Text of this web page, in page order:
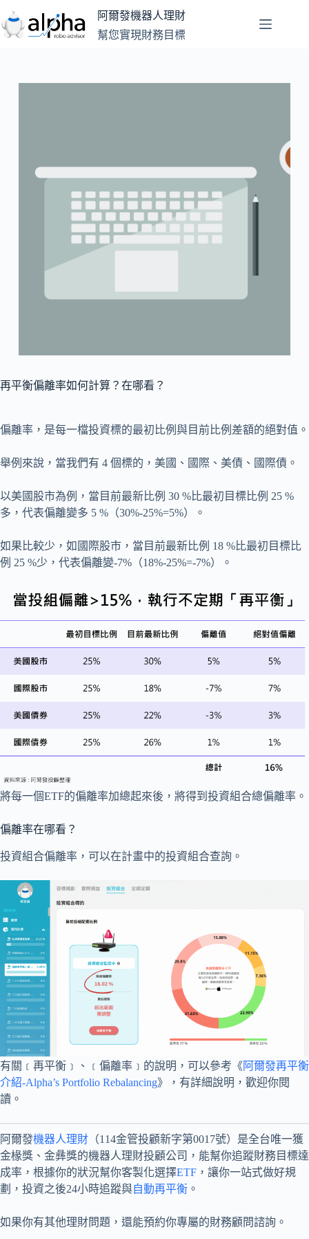
至
主
阿爾發機器人理財
幫您實現財務目標
再平衡偏離率如何計算？在哪看？
偏離率，是每一檔投資標的最初比例與目前比例差額的絕對值。
舉例來說，當我們有 4 個標的，美國、國際、美債、國際債。
以美國股市為例，當目前最新比例 30 %比最初目標比例 25 %
多，代表偏離變多 5 %（30%-25%=5%）。
如果比較少，如國際股市，當目前最新比例 18 %比最初目標比
例 25 %少，代表偏離變-7%（18%-25%=-7%）。
將每一個ETF的偏離率加總起來後，將得到投資組合總偏離率。
偏離率在哪看？
投資組合偏離率，可以在計畫中的投資組合查詢。
有關﹝再平衡﹞、﹝偏離率﹞的說明，可以參考《 阿爾發再平衡
介紹-Alpha’s Portfolio Rebalancing》，有詳細說明，歡迎你閱
讀。
阿爾發機器人理財 （114金管投顧新字第0017號）是全台唯一獲
金椽獎、金彝獎的機器人理財投顧公司，能幫你追蹤財務目標達
成率，根據你的狀況幫你客製化選擇ETF ，讓你一站式做好規
劃，投資之後24小時追蹤與自動再平衡 。
如果你有其他理財問題，還能預約你專屬的財務顧問諮詢。